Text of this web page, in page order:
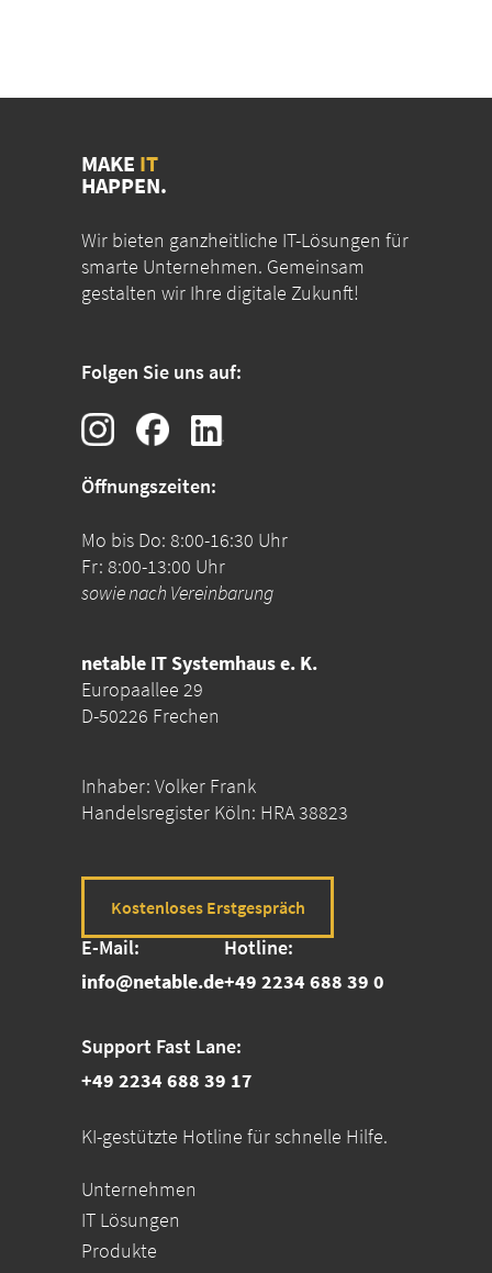
MAKE IT
HAPPEN.
Wir bieten ganzheitliche IT-Lösungen für
smarte Unternehmen. Gemeinsam
gestalten wir Ihre digitale Zukunft!
Folgen Sie uns auf:
Öffnungszeiten:
Mo bis Do: 8:00-16:30 Uhr
Fr: 8:00-13:00 Uhr
sowie nach Vereinbarung
netable IT Systemhaus e. K.
Europaallee 29
D-50226 Frechen
Inhaber: Volker Frank
Handelsregister Köln: HRA 38823
Kostenloses Erstgespräch
E-Mail:
info@netable.de
Hotline:
+49 2234 688 39 0
Support Fast Lane:
+49 2234 688 39 17
KI-gestützte Hotline für schnelle Hilfe.
Unternehmen
IT Lösungen
Produkte